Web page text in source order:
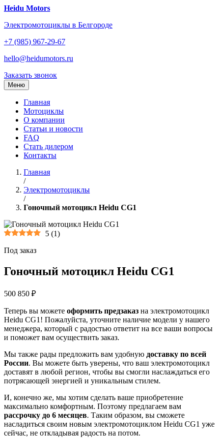
Перейти
содержанию
Heidu Motors
Электромотоциклы в Белгороде
+7 (985) 967-29-67
hello@heidumotors.ru
Заказать звонок
Меню
Главная
Мотоциклы
О компании
Статьи и новости
FAQ
Стать дилером
Контакты
Главная
/
Электромотоциклы
/
Гоночный мотоцикл Heidu CG1
5 (1)
Под заказ
Гоночный мотоцикл Heidu CG1
500 850 ₽
Теперь вы можете оформить предзаказ на электромотоцикл
Heidu CG1! Пожалуйста, уточните наличие модели у нашего
менеджера, который с радостью ответит на все ваши вопросы
и поможет вам осуществить заказ.
Мы также рады предложить вам удобную доставку по всей
России. Вы можете быть уверены, что ваш электромотоцикл
доставят в любой регион, чтобы вы смогли наслаждаться его
потрясающей энергией и уникальным стилем.
И, конечно же, мы хотим сделать ваше приобретение
максимально комфортным. Поэтому предлагаем вам
рассрочку до 6 месяцев. Таким образом, вы сможете
насладиться своим новым электромотоциклом Heidu CG1 уже
сейчас, не откладывая радость на потом.